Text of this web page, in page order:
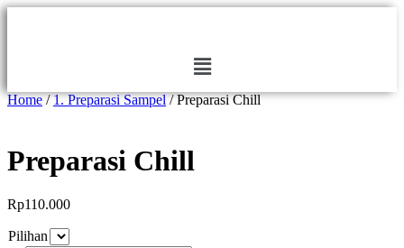
Home/1. Preparasi Sampel/ Preparasi Chill
Preparasi Chill
Rp110.000
Pilihan